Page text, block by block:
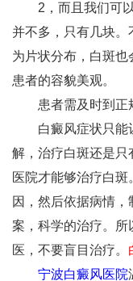
2，而且我们可以
并不多，只有几块。
为片状分布，白斑也
患者的容貌美观。
患者需及时到正
白癜风症状只能让
解，治疗白斑还是只
医院才能够治疗白
因，然后依据病情
案，科学的治疗。所
医，不要盲目治疗。
宁波白癜风医院